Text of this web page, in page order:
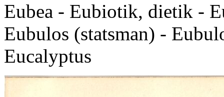
Eubea - Eubiotik, dietik -
Eubulos (statsman) -
Eucalyptus